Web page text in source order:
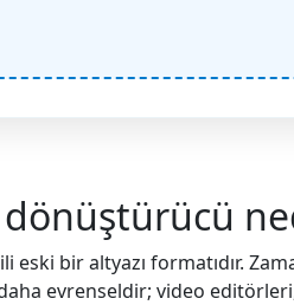
dönüştürücü
eski bir altyazı formatıdır.
evrenseldir; video editörleri,